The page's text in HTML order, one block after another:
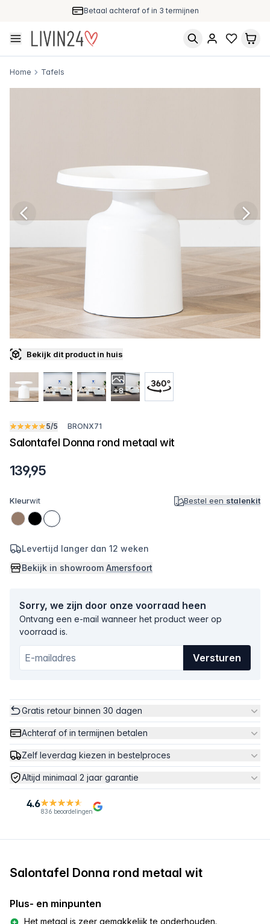
Betaal achteraf of in 3 termijnen
Home Tafels
Bekijk dit product in huis
+8
5/5 BRONX71
Salontafel Donna rond metaal wit
139,95
Kleurwit Bestel een stalenkit
Levertijd langer dan 12 weken
Bekijk in showroom Amersfoort
Sorry, we zijn door onze voorraad heen
Ontvang een e-mail wanneer het product weer op
voorraad is.
Versturen
Gratis retour binnen 30 dagen
Achteraf of in termijnen betalen
Zelf leverdag kiezen in bestelproces
Altijd minimaal 2 jaar garantie
4.6
836 beoordelingen
Salontafel Donna rond metaal wit
Plus- en minpunten
Het metaal is zeer gemakkelijk te onderhouden.